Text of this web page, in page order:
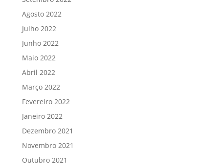
Agosto 2022
Julho 2022
Junho 2022
Maio 2022
Abril 2022
Março 2022
Fevereiro 2022
Janeiro 2022
Dezembro 2021
Novembro 2021
Outubro 2021